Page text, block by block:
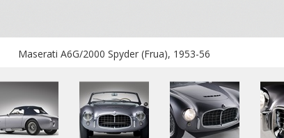
Maserati A6G/2000 Spyder (Frua), 1953-56